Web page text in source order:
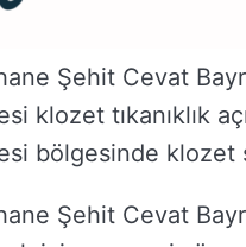
Şehit Cevat
klozet tıkanıklık
bölgesinde
Şehit Cevat